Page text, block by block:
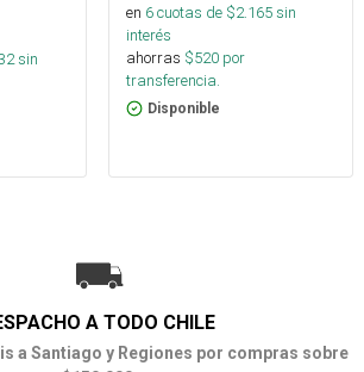
sin
en 6cuotas de $2.165sin
interés
ahorras $520 por
transferencia.
Disponible
A TODO CHILE
a Santiago y Regiones por compras sobre